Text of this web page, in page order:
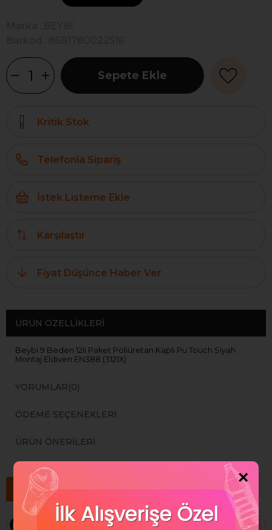
Kritik Stok
Telefonla Sipariş
İstek Listeme Ekle
Karşılaştır
Fiyat Düşünce Haber Ver
ÜRÜN ÖZELLIKLERI
Beybi 9 Beden 12li Paket Poliüretan Kaplı Pu Touch Siyah
Montaj Eldiven EN388 (3121X)
YORUMLAR(0)
ÖDEME SEÇENEKLERI
ÜRÜN ÖNERILERI
Benzer Ürünler
Ücretsiz Kargo Ücretsiz Kargo
×